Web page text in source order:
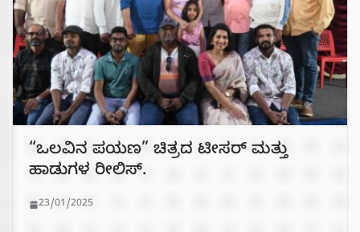
“ಒಲವಿನ ಪಯಣ” ಚಿತ್ರದ ಟೀಸರ್ ಮತ್ತು
ಹಾಡುಗಳ ರೀಲಿಸ್.
23/01/2025